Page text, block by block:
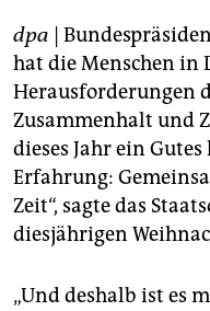
fragen & hilfe
unterstützen
abo
genossenschaft
epaper login
dpa |
hat die Menschen in
Herausforderungen
Zusammenhalt und
dieses Jahr ein
Erfahrung:
Zeit“, sagte das
diesjährigen
„Und deshalb ist es